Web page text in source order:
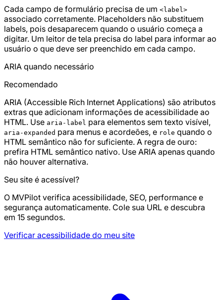
Cada campo de formulário precisa de um <label>
associado corretamente. Placeholders não substituem
labels, pois desaparecem quando o usuário começa a
digitar. Um leitor de tela precisa do label para informar ao
usuário o que deve ser preenchido em cada campo.
ARIA quando necessário
Recomendado
ARIA (Accessible Rich Internet Applications) são atributos
extras que adicionam informações de acessibilidade ao
HTML. Use aria-label para elementos sem texto visível,
aria-expanded para menus e acordeões, e role quando o
HTML semântico não for suficiente. A regra de ouro:
prefira HTML semântico nativo. Use ARIA apenas quando
não houver alternativa.
Seu site é acessível?
O MVPilot verifica acessibilidade, SEO, performance e
segurança automaticamente. Cole sua URL e descubra
em 15 segundos.
Verificar acessibilidade do meu site